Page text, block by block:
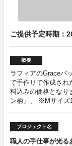
ご提供予定時期：
概要
ラフィアのGraceバ
で手作りで作成され
料込みの価格となり
ン柄」、 ※Mサイズ
プロジェクト名
職人の手仕事が光る